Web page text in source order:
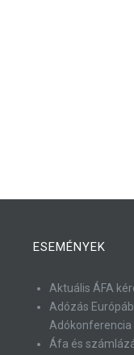
ESEMÉNYEK
Aktuális ÁFA
Adózás
Adókonferencia
Áfa és